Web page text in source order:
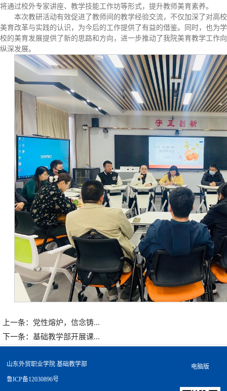
将通过校外专家讲座、教学技能工作坊等形式，提升教师美育素养。
本次教研活动有效促进了教师间的教学经验交流，不仅加深了对高校
美育改革与实践的认识，为今后的工作提供了有益的借鉴。同时，也为学
校的美育发展提供了新的思路和方向，进一步推动了我院美育教学工作向
纵深发展。
上一条： 党性熔炉，信念铸...
下一条： 基础教学部开展课...
山东外贸职业学院 基础教学部
鲁ICP备12030896号
电脑版